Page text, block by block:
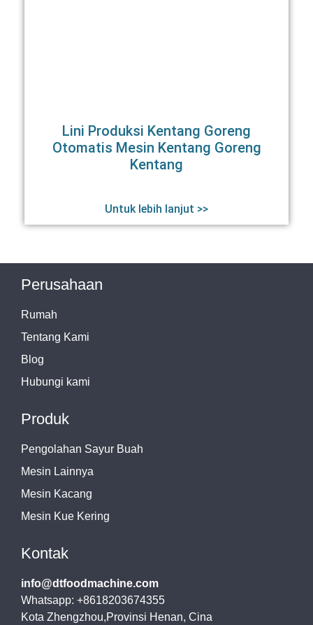
Lini Produksi Kentang Goreng
Otomatis Mesin Kentang Goreng
Kentang
Untuk lebih lanjut >>
Perusahaan
Rumah
Tentang Kami
Blog
Hubungi kami
Produk
Pengolahan Sayur Buah
Mesin Lainnya
Mesin Kacang
Mesin Kue Kering
Kontak
info@dtfoodmachine.com
Whatsapp: +8618203674355
Kota Zhengzhou,Provinsi Henan, Cina